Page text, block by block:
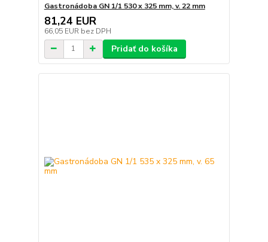
Gastronádoba GN 1/1 530 x 325 mm, v. 22 mm
81,24 EUR
66,05 EUR bez DPH
Pridať do košíka